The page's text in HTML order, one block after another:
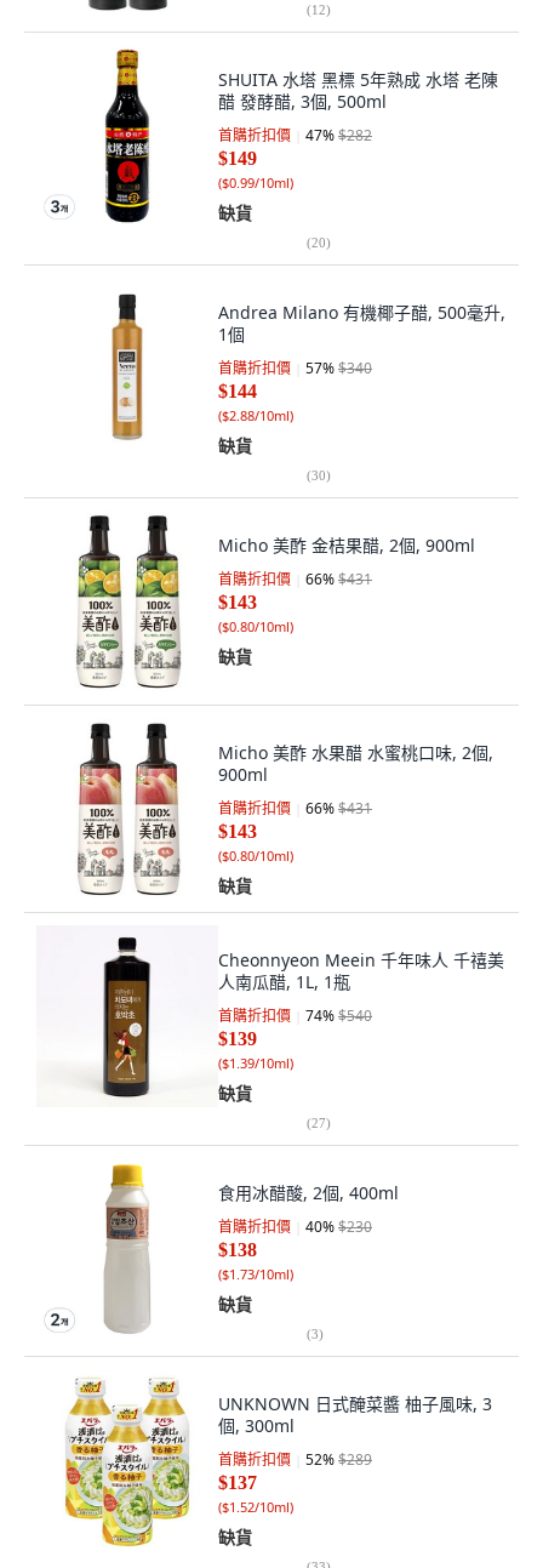
(12)
SHUITA 水塔 黑標 5年熟成 水塔 老陳
醋 發酵醋, 3個, 500ml
首購折扣價 47%$282
$149
($0.99/10ml)
缺貨
(20)
Andrea Milano 有機椰子醋, 500毫升,
1個
首購折扣價 57%$340
$144
($2.88/10ml)
缺貨
(30)
Micho 美酢 金桔果醋, 2個, 900ml
首購折扣價 66%$431
$143
($0.80/10ml)
缺貨
Micho 美酢 水果醋 水蜜桃口味, 2個,
900ml
首購折扣價 66%$431
$143
($0.80/10ml)
缺貨
Cheonnyeon Meein 千年味人 千禧美
人南瓜醋, 1L, 1瓶
首購折扣價 74%$540
$139
($1.39/10ml)
缺貨
(27)
食用冰醋酸, 2個, 400ml
首購折扣價 40%$230
$138
($1.73/10ml)
缺貨
(3)
UNKNOWN 日式醃菜醬 柚子風味, 3
個, 300ml
首購折扣價 52%$289
$137
($1.52/10ml)
缺貨